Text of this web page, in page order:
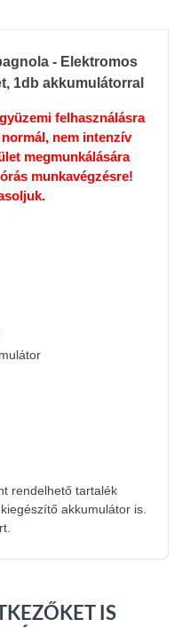
- Elektromos
1db akkumulátorral
felhasználásra
nem intenzív
megmunkálására
munkavégzésre!
rendelhető tartalék
akkumulátor is.
IS